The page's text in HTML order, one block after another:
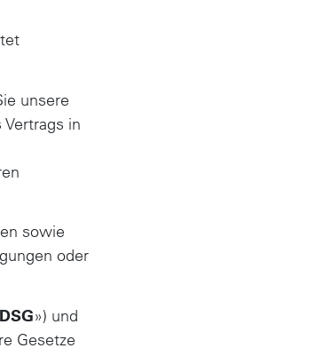
unsere
in
sowie
oder
DSG») und
Gesetze